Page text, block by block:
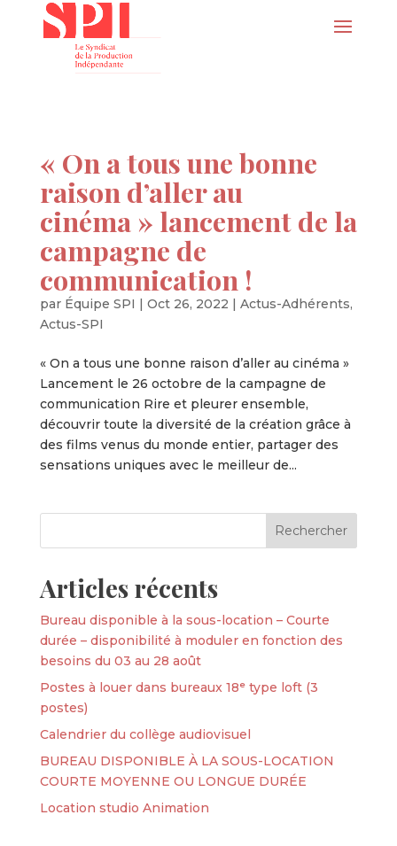
« On a tous une bonne
raison d’aller au
cinéma » lancement de la
campagne de
communication !
par Équipe SPI | Oct 26, 2022 | Actus-Adhérents,
Actus-SPI
« On a tous une bonne raison d’aller au cinéma »
Lancement le 26 octobre de la campagne de
communication Rire et pleurer ensemble,
découvrir toute la diversité de la création grâce à
des films venus du monde entier, partager des
sensations uniques avec le meilleur de...
Articles récents
Bureau disponible à la sous-location – Courte
durée – disponibilité à moduler en fonction des
besoins du 03 au 28 août
Postes à louer dans bureaux 18ᵉ type loft (3
postes)
Calendrier du collège audiovisuel
BUREAU DISPONIBLE À LA SOUS-LOCATION
COURTE MOYENNE OU LONGUE DURÉE
Location studio Animation